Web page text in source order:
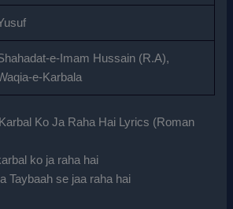
e-Imam Hussain (R.A),
e-Karbala
Ko Ja Raha Hai Lyrics (Roman
ko ja raha hai
Taybaah se jaa raha hai